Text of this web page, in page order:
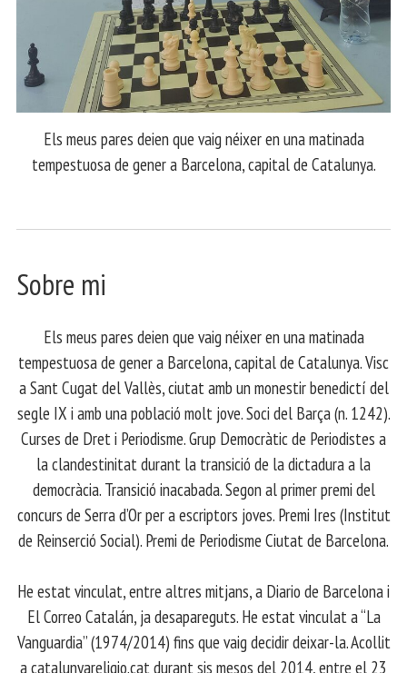
Els meus pares deien que vaig néixer en una matinada
tempestuosa de gener a Barcelona, capital de Catalunya.
Sobre mi
Els meus pares deien que vaig néixer en una matinada
tempestuosa de gener a Barcelona, capital de Catalunya. Visc
a Sant Cugat del Vallès, ciutat amb un monestir benedictí del
segle IX i amb una població molt jove. Soci del Barça (n. 1242).
Curses de Dret i Periodisme. Grup Democràtic de Periodistes a
la clandestinitat durant la transició de la dictadura a la
democràcia. Transició inacabada. Segon al primer premi del
concurs de Serra d’Or per a escriptors joves. Premi Ires (Institut
de Reinserció Social). Premi de Periodisme Ciutat de Barcelona.
​ He estat vinculat, entre altres mitjans, a Diario de Barcelona i
El Correo Catalán, ja desapareguts. He estat vinculat a “La
Vanguardia” (1974/2014) fins que vaig decidir deixar-la. Acollit
a catalunyareligio.cat durant sis mesos del 2014, entre el 23